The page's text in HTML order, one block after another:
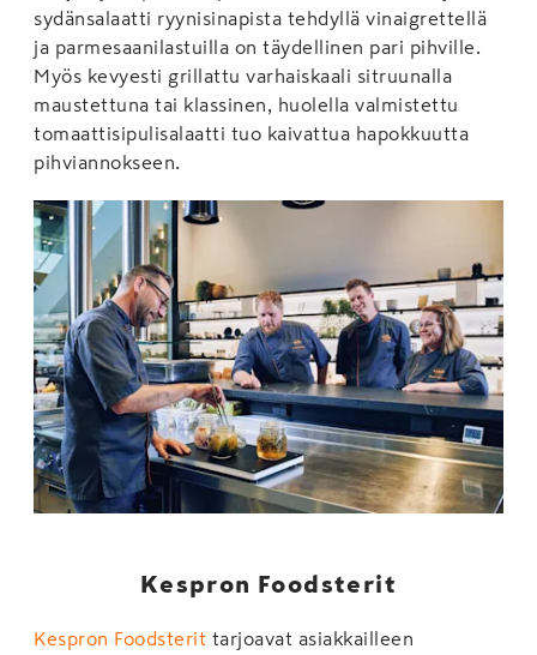
sydänsalaatti ryynisinapista tehdyllä vinaigrettellä
ja parmesaanilastuilla on täydellinen pari pihville.
Myös kevyesti grillattu varhaiskaali sitruunalla
maustettuna tai klassinen, huolella valmistettu
tomaattisipulisalaatti tuo kaivattua hapokkuutta
pihviannokseen.
Kespron Foodsterit
Kespron Foodsterit tarjoavat asiakkailleen